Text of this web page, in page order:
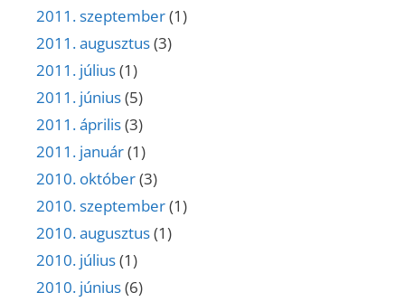
2011. szeptember(1)
2011. augusztus(3)
2011. július(1)
2011. június(5)
2011. április(3)
2011. január(1)
2010. október(3)
2010. szeptember(1)
2010. augusztus(1)
2010. július(1)
2010. június(6)